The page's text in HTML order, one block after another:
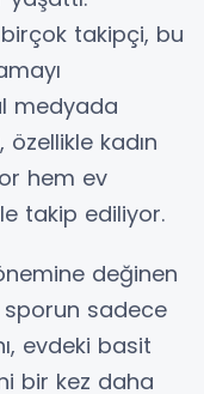
takipçi, bu
medyada
kadın
hem ev
takip ediliyor.
değinen
sporun sadece
evdeki basit
bir kez daha